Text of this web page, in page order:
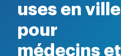
uses en ville
pour
médecins et